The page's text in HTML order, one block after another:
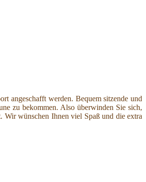
angeschafft werden. Bequem sitzende und
zu bekommen. Also überwinden Sie sich,
Wir wünschen Ihnen viel Spaß und die extra